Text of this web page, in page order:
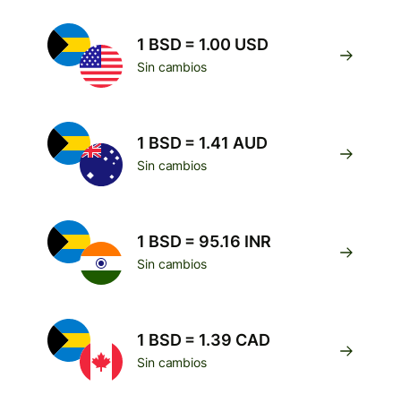
1 BSD = 1.00 USD
Sin cambios
1 BSD = 1.41 AUD
Sin cambios
1 BSD = 95.16 INR
Sin cambios
1 BSD = 1.39 CAD
Sin cambios